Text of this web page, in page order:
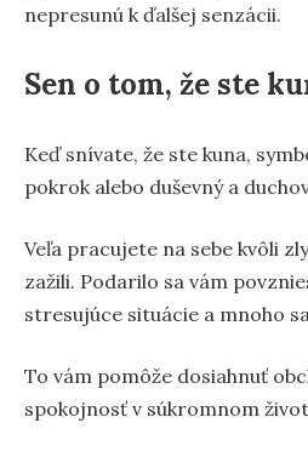
nepresunú k ďalšej senzácii.
Sen o tom, že ste
Keď snívate, že ste kuna,
pokrok alebo duševný a
Veľa pracujete na sebe kvôli
zažili. Podarilo sa vám
stresujúce situácie a mnoho
To vám pomôže dosiahnuť
spokojnosť v súkromnom